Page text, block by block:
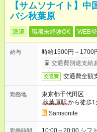
【サムソナイト】
バシ秋葉原
派遣 職種未経験OK WEB
給与
時給1500円～
交通費別途支給
交通費 交通費全額
勤務地
東京都千代田区
秋葉原駅から徒歩1
Samsonite
勤務時間
10:00～20:00 シフト制／フルタイム（実働7.5h＋休憩1.5h）